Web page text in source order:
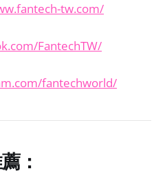
tw.com/
FantechTW/
fantechworld/
：